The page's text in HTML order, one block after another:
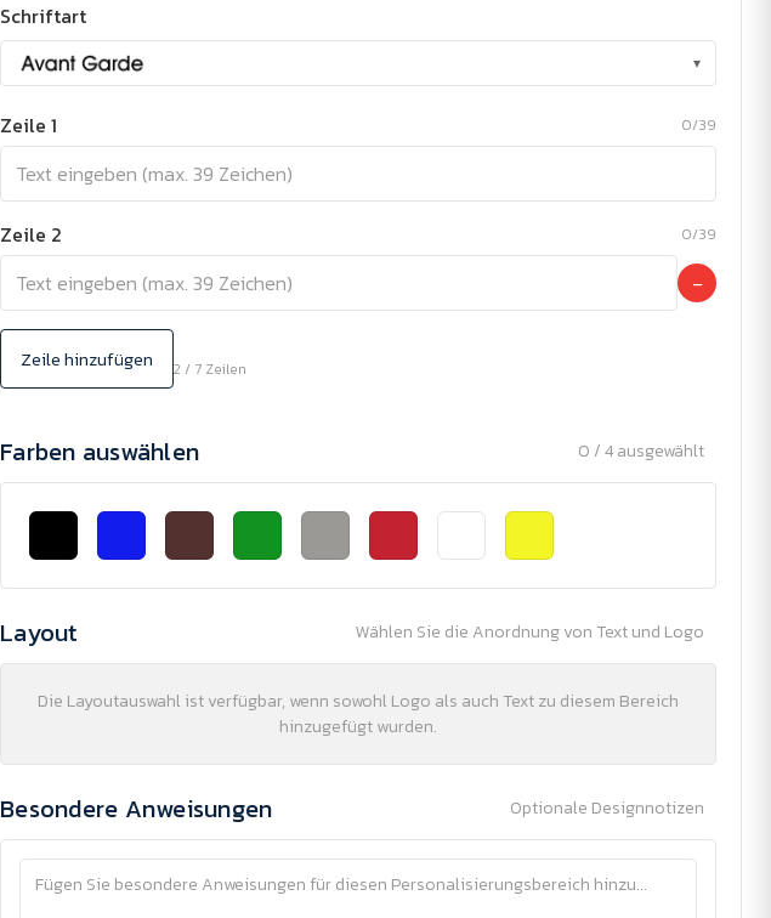
Schriftart
▾
Zeile 1 0/39
Zeile 2 0/39
−
Zeile hinzufügen 2 / 7 Zeilen
Farben auswählen 0 / 4 ausgewählt
Layout Wählen Sie die Anordnung von Text und Logo
Die Layoutauswahl ist verfügbar, wenn sowohl Logo als auch Text zu diesem Bereich
hinzugefügt wurden.
Besondere Anweisungen Optionale Designnotizen